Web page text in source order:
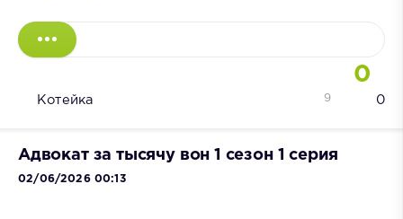
0
Котейка 0
9
Адвокат за тысячу вон 1 сезон 1 серия
02/06/2026 00:13